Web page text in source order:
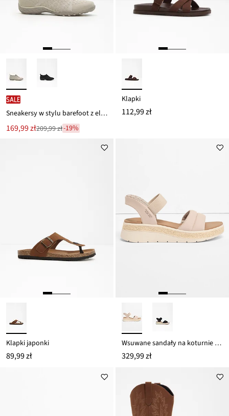
SALE
Sneakersy w stylu barefoot z elastyczną podeszwą
Nowa
cena
169,99 zł
Przeceniono209,99 zł-19%
Klapki
112,99 zł
Klapki japonki
89,99 zł
Wsuwane sandały na koturnie marki Skechers
329,99 zł